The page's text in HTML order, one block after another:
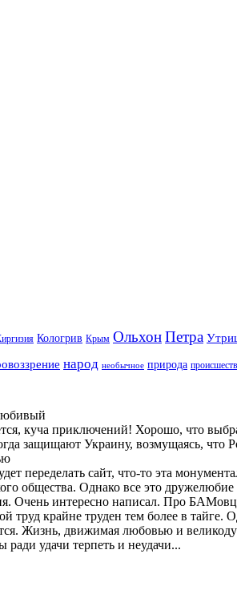
Кологрив Крым ОльхонПетра
народ необычное природа
куча приключений! Хорошо, что
защищают Украину, возмущаясь, что
переделать сайт, что-то эта
общества. Однако все это дружелюбие
Очень интересно написал. Про
труд крайне труден тем более в тайге.
Жизнь, движимая любовью и
удачи терпеть и неудачи...